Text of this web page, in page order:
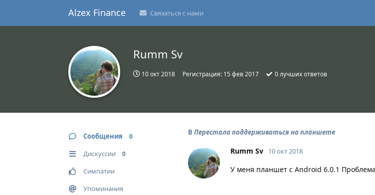
Alzex Finance Связаться с нами
Rumm Sv
10 окт 2018 Регистрация: 15 фев 2017 0лучших ответов
Сообщения 0
Дискуссии 0
Симпатии
Упоминания
В Перестала поддерживаться на планшете
Rumm Sv 10 окт 2018
У меня планшет с Android 6.0.1